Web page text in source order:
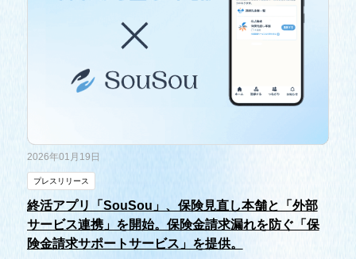
2026年01月19日
プレスリリース
終活アプリ「SouSou」、保険見直し本舗と「外部
サービス連携」を開始。保険金請求漏れを防ぐ「保
険金請求サポートサービス」を提供。